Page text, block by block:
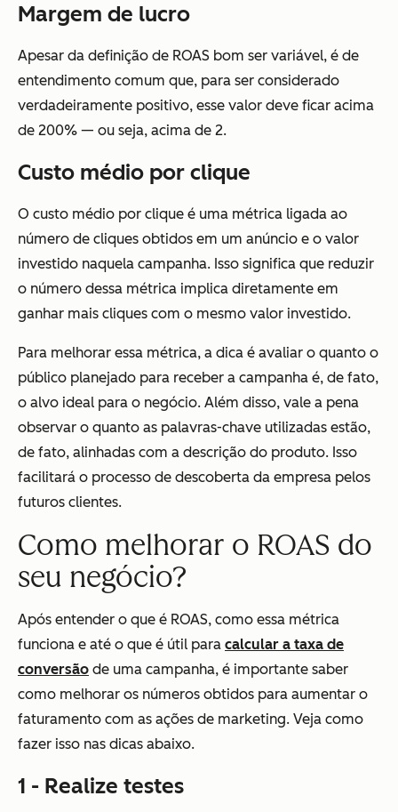
Margem de lucro
Apesar da definição de ROAS bom ser variável, é de
entendimento comum que, para ser considerado
verdadeiramente positivo, esse valor deve ficar acima
de 200% — ou seja, acima de 2.
Custo médio por clique
O custo médio por clique é uma métrica ligada ao
número de cliques obtidos em um anúncio e o valor
investido naquela campanha. Isso significa que reduzir
o número dessa métrica implica diretamente em
ganhar mais cliques com o mesmo valor investido.
Para melhorar essa métrica, a dica é avaliar o quanto o
público planejado para receber a campanha é, de fato,
o alvo ideal para o negócio. Além disso, vale a pena
observar o quanto as palavras-chave utilizadas estão,
de fato, alinhadas com a descrição do produto. Isso
facilitará o processo de descoberta da empresa pelos
futuros clientes.
Como melhorar o ROAS do
seu negócio?
Após entender o que é ROAS, como essa métrica
funciona e até o que é útil para calcular a taxa de
conversão de uma campanha, é importante saber
como melhorar os números obtidos para aumentar o
faturamento com as ações de marketing. Veja como
fazer isso nas dicas abaixo.
1 - Realize testes